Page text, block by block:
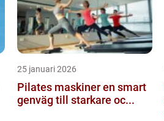
25 januari 2026
Pilates maskiner en smart
genväg till starkare oc...